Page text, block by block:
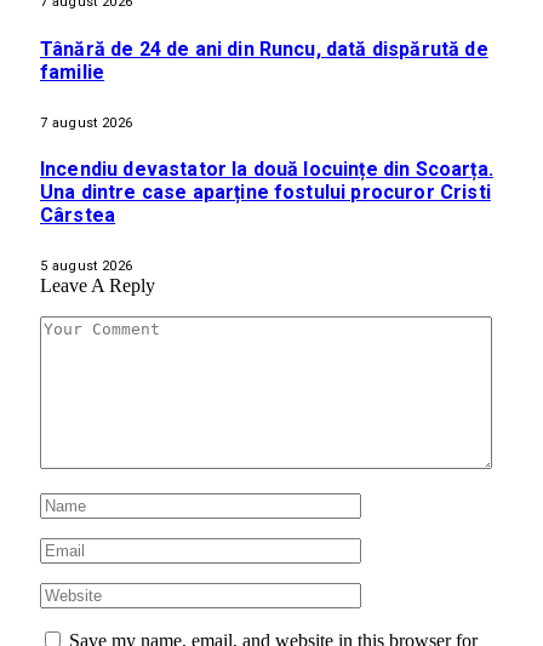
Tânără de 24 de ani din Runcu, dată dispărută de
familie
7 august 2026
Incendiu devastator la două locuințe din Scoarța.
Una dintre case aparține fostului procuror Cristi
Cârstea
5 august 2026
Leave A Reply
Save my name, email, and website in this browser for